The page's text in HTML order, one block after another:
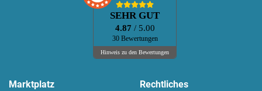
SEHR GUT
4.87 / 5.00
30 Bewertungen
Hinweis zu den Bewertungen
Marktplatz Rechtliches